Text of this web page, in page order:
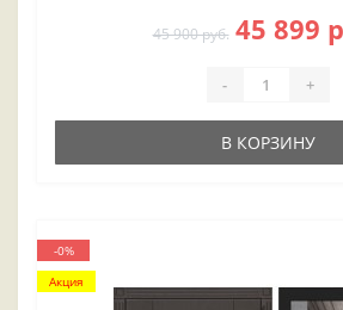
45 900 руб. 45 899
- +
В КОРЗИНУ
-0%
Акция